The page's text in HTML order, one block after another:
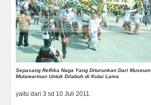
Sepasang Reflika Naga Yang Diturunkan Dari Museum
Mulawarman Untuk Dilabuh di Kutai Lama
yaitu dari 3 sd 10 Juli 2011.